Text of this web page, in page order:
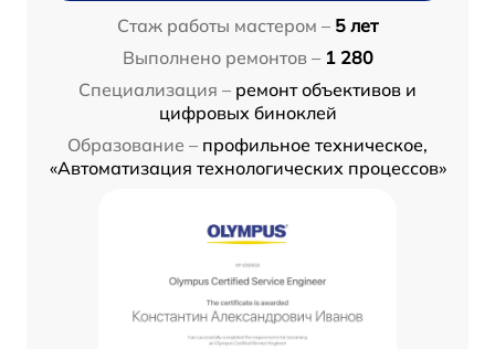
Стаж работы мастером – 5 лет
Выполнено ремонтов – 1 280
Специализация – ремонт объективов и
цифровых биноклей
Образование – профильное техническое,
«Автоматизация технологических процессов»